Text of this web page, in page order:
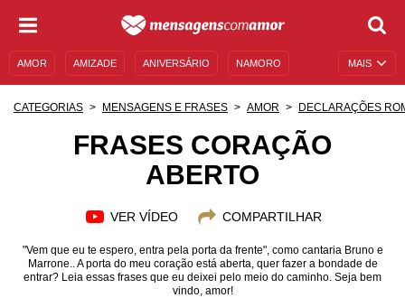
MAIS
AMOR AMIZADE ANIVERSÁRIO NAMORO
MENSAGENS DE ANIVERSÁRIO
CATEGORIAS MENSAGENS E FRASES AMOR DECLARAÇÕES
FRASES CORAÇÃO
ABERTO
VER VÍDEO COMPARTILHAR
"Vem que eu te espero, entra pela porta da frente", como cantaria Bruno e
Marrone.. A porta do meu coração está aberta, quer fazer a bondade de
entrar? Leia essas frases que eu deixei pelo meio do caminho. Seja bem
vindo, amor!